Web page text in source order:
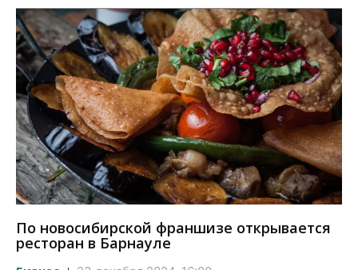
По новосибирской франшизе открывается
ресторан в Барнауле